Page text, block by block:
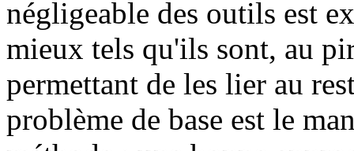
négligeable des outils est
mieux tels qu'ils sont, au
permettant de les lier au
problème de base est le